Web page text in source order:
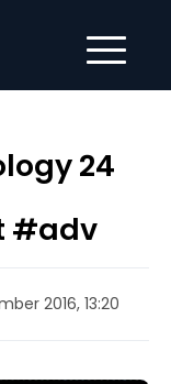
24
#adv
2016, 13:20